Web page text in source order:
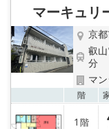
ペット相談OKの賃
特選物件
ハウスメーカー施
路線·駅から探す
マーキュリ
京
叡
分
マ
階
1 階